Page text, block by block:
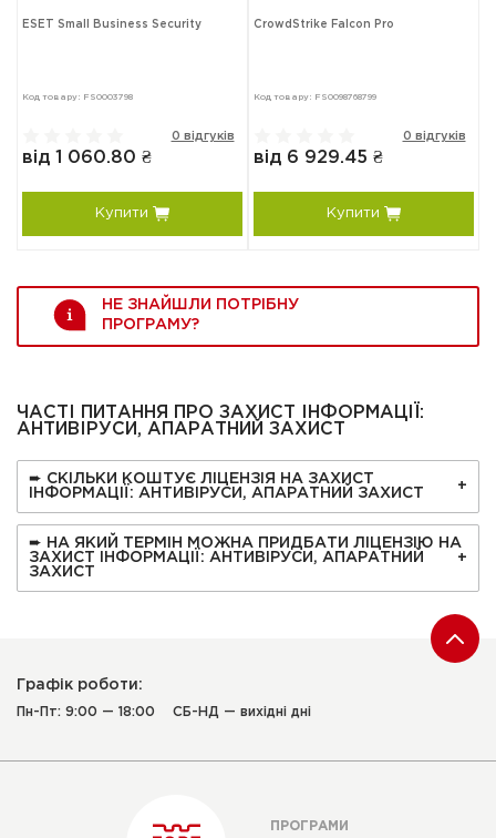
ESET Small Business Security
Код товару: FS0003798
0 відгуків
від 1 060.80 ₴
Купити
CrowdStrike Falcon Pro
Код товару: FS0098768799
0 відгуків
від 6 929.45 ₴
Купити
НЕ ЗНАЙШЛИ ПОТРІБНУ
ПРОГРАМУ?
ЧАСТІ ПИТАННЯ ПРО ЗАХИСТ ІНФОРМАЦІЇ:
АНТИВІРУСИ, АПАРАТНИЙ ЗАХИСТ
➨ СКІЛЬКИ КОШТУЄ ЛІЦЕНЗІЯ НА ЗАХИСТ
ІНФОРМАЦІЇ: АНТИВІРУСИ, АПАРАТНИЙ ЗАХИСТ
➨ НА ЯКИЙ ТЕРМІН МОЖНА ПРИДБАТИ ЛІЦЕНЗІЮ НА
ЗАХИСТ ІНФОРМАЦІЇ: АНТИВІРУСИ, АПАРАТНИЙ
ЗАХИСТ
Графік роботи:
Пн-Пт: 9:00 — 18:00 СБ-НД — вихідні дні
ПРОГРАМИ